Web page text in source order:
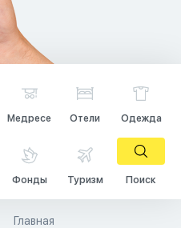
Медресе Отели Одежда
Фонды Туризм Поиск
Главная